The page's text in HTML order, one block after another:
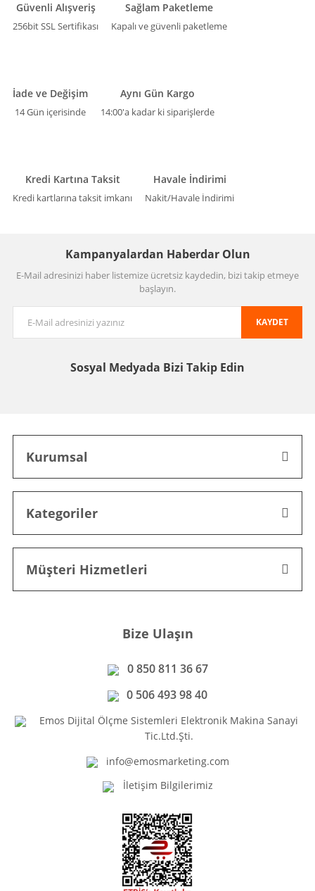
Güvenli Alışveriş
256bit SSL Sertifikası
Sağlam Paketleme
Kapalı ve güvenli paketleme
İade ve Değişim
14 Gün içerisinde
Aynı Gün Kargo
14:00'a kadar ki siparişlerde
Kredi Kartına Taksit
Kredi kartlarına taksit imkanı
Havale İndirimi
Nakit/Havale İndirimi
Kampanyalardan Haberdar Olun
E-Mail adresinizi haber listemize ücretsiz kaydedin, bizi takip etmeye
başlayın.
KAYDET
Sosyal Medyada Bizi Takip Edin
Kurumsal
Kategoriler
Müşteri Hizmetleri
Bize Ulaşın
0 850 811 36 67
0 506 493 98 40
Emos Dijital Ölçme Sistemleri Elektronik Makina Sanayi
Tic.Ltd.Şti.
info@emosmarketing.com
İletişim Bilgilerimiz